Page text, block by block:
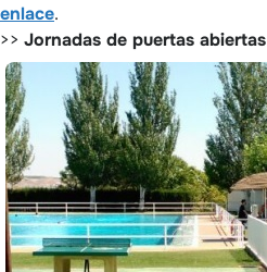
enlace.
>> Jornadas de puertas abiertas